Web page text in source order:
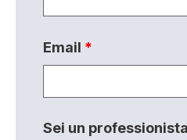
Email *
Sei un